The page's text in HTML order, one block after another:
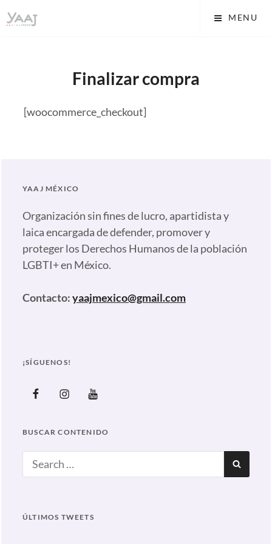
to
Yaaj: Transformando tuMENU
Finalizar compra
[woocommerce_checkout]
YAAJ MÉXICO
Organización sin fines de lucro, apartidista y
laica encargada de defender, promover y
proteger los Derechos Humanos de la población
LGBTI+ en México.
Contacto:yaajmexico@gmail.com
¡SÍGUENOS!
FacebookInstagramYoutube
BUSCAR CONTENIDO
Search
for:
ÚLTIMOS TWEETS